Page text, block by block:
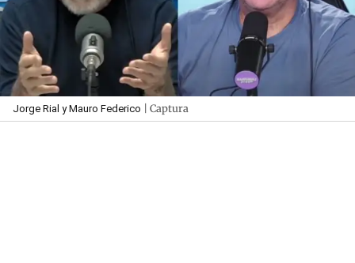
Jorge Rial y Mauro Federico | Captura